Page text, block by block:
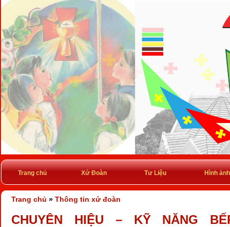
Trang chủ Xứ Đoàn Tư Liệu Hình ảnh
Trang chủ » Thông tin xứ đoàn
CHUYÊN HIỆU – KỸ NĂNG